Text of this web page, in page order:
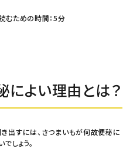
むための時間：5分
によい理由とは？
出すには、さつまいもが何故便秘に
しょう。